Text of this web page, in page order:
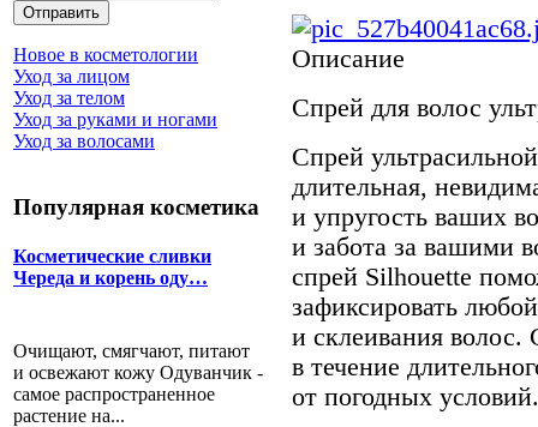
Новое в косметологии
Уход за лицом
Уход за телом
Уход за руками и ногами
Уход за волосами
Популярная косметика
Косметические сливки
Череда и корень оду…
Очищают, смягчают, питают
и освежают кожу Одуванчик -
самое распространенное
растение на...
Описание
Спрей для волос
Спрей
длительная,
и упругость ваших
и забота за вашими
спрей Silhouette
зафиксировать
и склеивания волос.
в течение
от погодных условий.